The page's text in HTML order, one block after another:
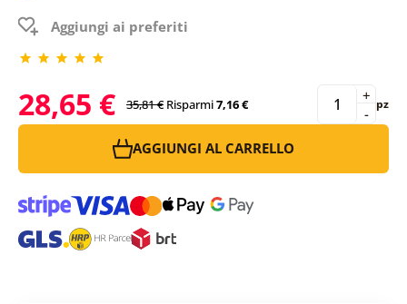
Aggiungi ai preferiti
28,65 € 35,81 € Risparmi7,16 € -
+ pz
AGGIUNGI AL CARRELLO